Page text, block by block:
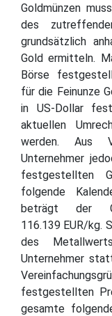
Goldmünzen
des
grundsätzlich
Gold ermitteln.
Börse
für die Feinunze
in US-Dollar
aktuellen
werden. Aus
Unternehmer
festgestellten
folgende
beträgt der
116.139 EUR/kg.
des
Unternehmer
festgestellten
gesamte